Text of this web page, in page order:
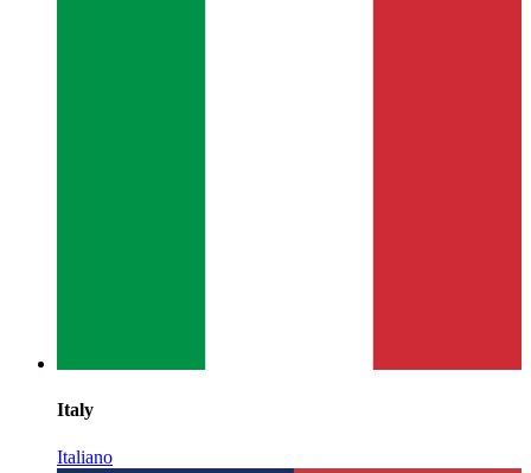
Italy
Italiano